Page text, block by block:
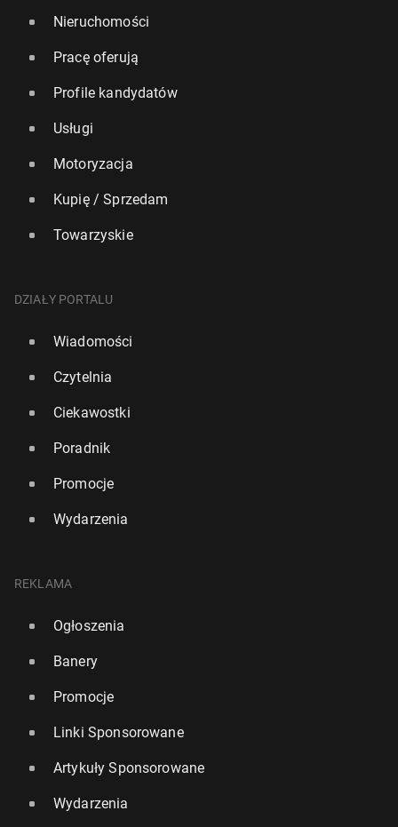
Nieruchomości
Pracę oferują
Profile kandydatów
Usługi
Motoryzacja
Kupię / Sprzedam
Towarzyskie
DZIAŁY PORTALU
Wiadomości
Czytelnia
Ciekawostki
Poradnik
Promocje
Wydarzenia
REKLAMA
Ogłoszenia
Banery
Promocje
Linki Sponsorowane
Artykuły Sponsorowane
Wydarzenia